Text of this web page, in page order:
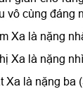
vô cùng đáng
Xa là nặng
Xa là nặng
Xa là nặng ba